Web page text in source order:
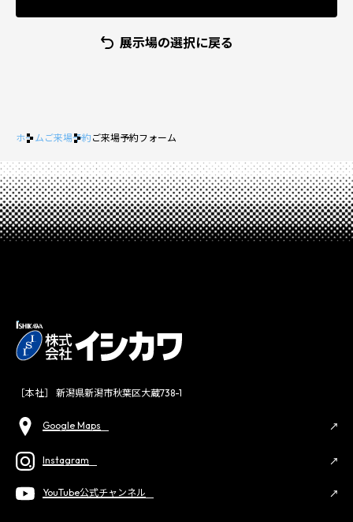
展示場の選択に戻る
ホーム ご来場予約 ご来場予約フォーム
［本社］ 新潟県新潟市秋葉区大蔵738-1
Google Maps
Instagram
YouTube公式チャンネル